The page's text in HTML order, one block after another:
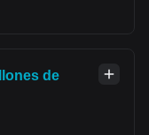
de